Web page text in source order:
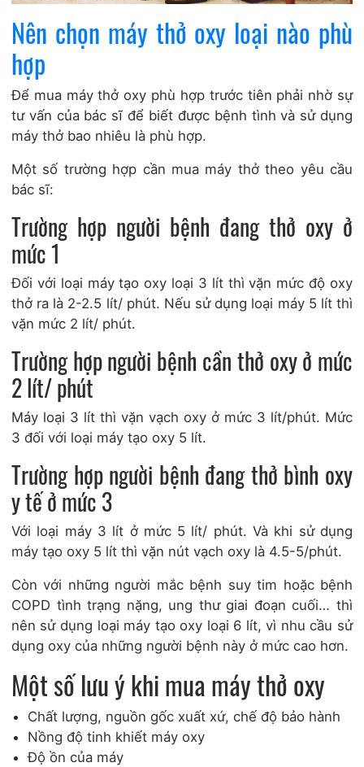
Nên chọn máy thở oxy loại nào phù
hợp
Để mua máy thở oxy phù hợp trước tiên phải nhờ sự
tư vấn của bác sĩ để biết được bệnh tình và sử dụng
máy thở bao nhiêu là phù hợp.
Một số trường hợp cần mua máy thở theo yêu cầu
bác sĩ:
Trường hợp người bệnh đang thở oxy ở
mức 1
Đối với loại máy tạo oxy loại 3 lít thì vặn mức độ oxy
thở ra là 2-2.5 lít/ phút. Nếu sử dụng loại máy 5 lít thì
vặn mức 2 lít/ phút.
Trường hợp người bệnh cần thở oxy ở mức
2 lít/ phút
Máy loại 3 lít thì vặn vạch oxy ở mức 3 lít/phút. Mức
3 đối với loại máy tạo oxy 5 lít.
Trường hợp người bệnh đang thở bình oxy
y tế ở mức 3
Với loại máy 3 lít ở mức 5 lít/ phút. Và khi sử dụng
máy tạo oxy 5 lít thì vặn nút vạch oxy là 4.5-5/phút.
Còn với những người mắc bệnh suy tim hoặc bệnh
COPD tình trạng nặng, ung thư giai đoạn cuối… thì
nên sử dụng loại máy tạo oxy loại 6 lít, vì nhu cầu sử
dụng oxy của những người bệnh này ở mức cao hơn.
Một số lưu ý khi mua máy thở oxy
Chất lượng, nguồn gốc xuất xứ, chế độ bảo hành
Nồng độ tinh khiết máy oxy
Độ ồn của máy